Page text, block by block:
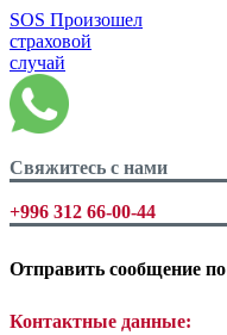
SOS Произошел
страховой
случай
Свяжитесь с нами
+996 312 66-00-44
Отправить сообщение по
Контактные данные: